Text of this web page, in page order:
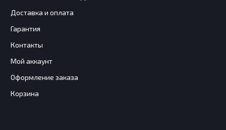
Доставка и оплата
Гарантия
Контакты
Мой аккаунт
Оформление заказа
Корзина